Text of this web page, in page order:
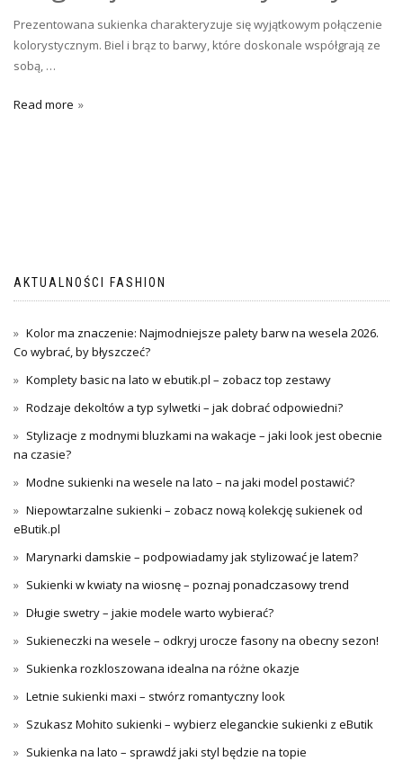
Prezentowana sukienka charakteryzuje się wyjątkowym połączenie
kolorystycznym. Biel i brąz to barwy, które doskonale współgrają ze
sobą, …
Read more
AKTUALNOŚCI FASHION
Kolor ma znaczenie: Najmodniejsze palety barw na wesela 2026.
Co wybrać, by błyszczeć?
Komplety basic na lato w ebutik.pl – zobacz top zestawy
Rodzaje dekoltów a typ sylwetki – jak dobrać odpowiedni?
Stylizacje z modnymi bluzkami na wakacje – jaki look jest obecnie
na czasie?
Modne sukienki na wesele na lato – na jaki model postawić?
Niepowtarzalne sukienki – zobacz nową kolekcję sukienek od
eButik.pl
Marynarki damskie – podpowiadamy jak stylizować je latem?
Sukienki w kwiaty na wiosnę – poznaj ponadczasowy trend
Długie swetry – jakie modele warto wybierać?
Sukieneczki na wesele – odkryj urocze fasony na obecny sezon!
Sukienka rozkloszowana idealna na różne okazje
Letnie sukienki maxi – stwórz romantyczny look
Szukasz Mohito sukienki – wybierz eleganckie sukienki z eButik
Sukienka na lato – sprawdź jaki styl będzie na topie